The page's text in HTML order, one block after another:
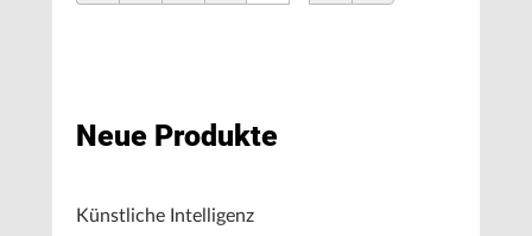
Neue Produkte
Künstliche Intelligenz